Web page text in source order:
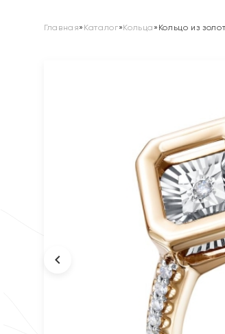
Главная» Каталог»Кольца » Кольцо из